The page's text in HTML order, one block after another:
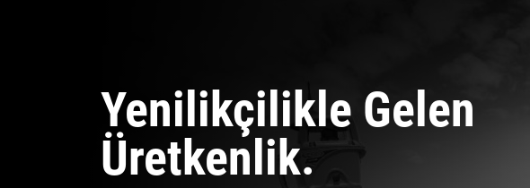
Yenilikçilikle Gelen
Üretkenlik.